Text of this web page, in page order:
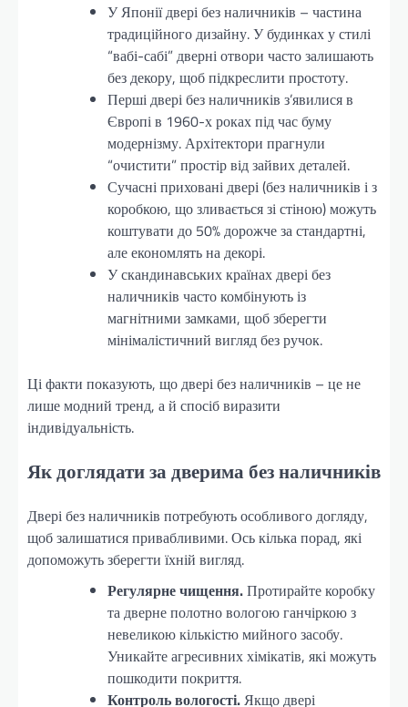
У Японії двері без наличників – частина
традиційного дизайну. У будинках у стилі
“вабі-сабі” дверні отвори часто залишають
без декору, щоб підкреслити простоту.
Перші двері без наличників з’явилися в
Європі в 1960-х роках під час буму
модернізму. Архітектори прагнули
“очистити” простір від зайвих деталей.
Сучасні приховані двері (без наличників і з
коробкою, що зливається зі стіною) можуть
коштувати до 50% дорожче за стандартні,
але економлять на декорі.
У скандинавських країнах двері без
наличників часто комбінують із
магнітними замками, щоб зберегти
мінімалістичний вигляд без ручок.
Ці факти показують, що двері без наличників – це не
лише модний тренд, а й спосіб виразити
індивідуальність.
Як доглядати за дверима без наличників
Двері без наличників потребують особливого догляду,
щоб залишатися привабливими. Ось кілька порад, які
допоможуть зберегти їхній вигляд.
Регулярне чищення.Протирайте коробку
та дверне полотно вологою ганчіркою з
невеликою кількістю мийного засобу.
Уникайте агресивних хімікатів, які можуть
пошкодити покриття.
Контроль вологості.Якщо двері